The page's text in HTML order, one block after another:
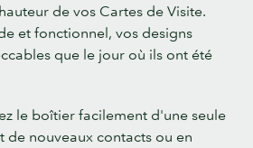
de vos Cartes de Visite.
et fonctionnel, vos designs
que le jour où ils ont été
le boîtier facilement d'une seule
de nouveaux contacts ou en